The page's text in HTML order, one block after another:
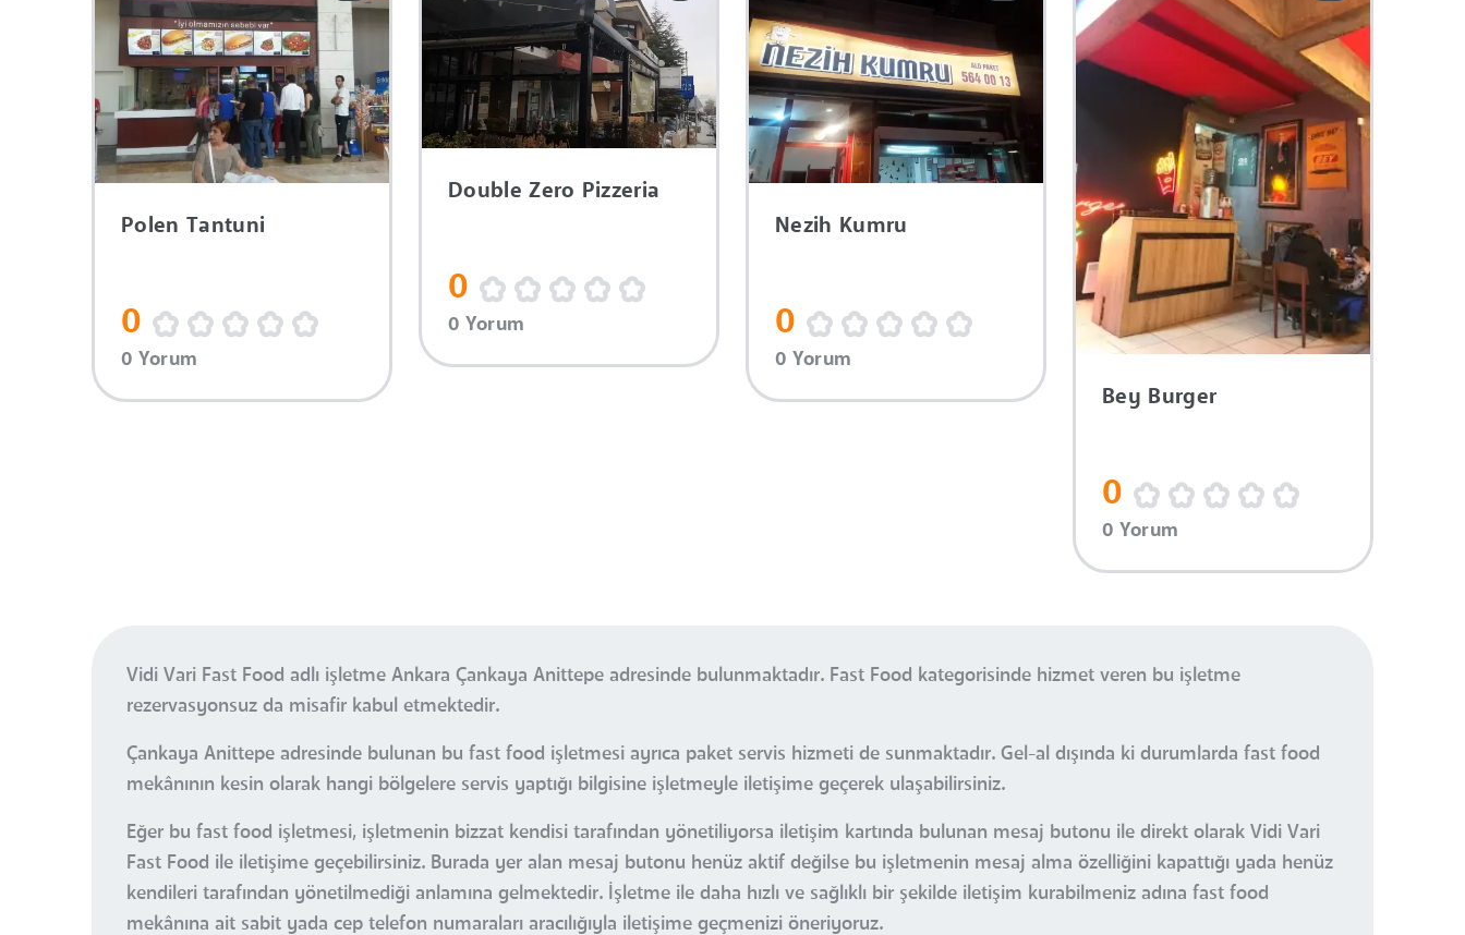
Polen Tantuni
0
0 Yorum
Double Zero Pizzeria
0
0 Yorum
Nezih Kumru
0
0 Yorum
Bey Burger
0
0 Yorum
Vidi Vari Fast Food adlı işletme Ankara Çankaya Anittepe adresinde bulunmaktadır. Fast Food kategorisinde hizmet veren bu işletme
rezervasyonsuz da misafir kabul etmektedir.
Çankaya Anittepe adresinde bulunan bu fast food işletmesi ayrıca paket servis hizmeti de sunmaktadır. Gel-al dışında ki durumlarda fast food
mekânının kesin olarak hangi bölgelere servis yaptığı bilgisine işletmeyle iletişime geçerek ulaşabilirsiniz.
Eğer bu fast food işletmesi, işletmenin bizzat kendisi tarafından yönetiliyorsa iletişim kartında bulunan mesaj butonu ile direkt olarak Vidi Vari
Fast Food ile iletişime geçebilirsiniz. Burada yer alan mesaj butonu henüz aktif değilse bu işletmenin mesaj alma özelliğini kapattığı yada henüz
kendileri tarafından yönetilmediği anlamına gelmektedir. İşletme ile daha hızlı ve sağlıklı bir şekilde iletişim kurabilmeniz adına fast food
mekânına ait sabit yada cep telefon numaraları aracılığıyla iletişime geçmenizi öneriyoruz.